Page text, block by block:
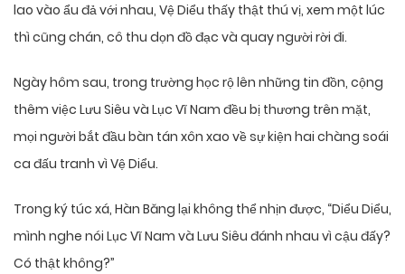
lao vào ẩu đả với nhau, Vệ Diểu thấy thật thú vị, xem một lúc
thì cũng chán, cô thu dọn đồ đạc và quay người rời đi.
Ngày hôm sau, trong trường học rộ lên những tin đồn, cộng
thêm việc Lưu Siêu và Lục Vĩ Nam đều bị thương trên mặt,
mọi người bắt đầu bàn tán xôn xao về sự kiện hai chàng soái
ca đấu tranh vì Vệ Diểu.
Trong ký túc xá, Hàn Băng lại không thể nhịn được, “Diểu Diểu,
mình nghe nói Lục Vĩ Nam và Lưu Siêu đánh nhau vì cậu đấy?
Có thật không?”